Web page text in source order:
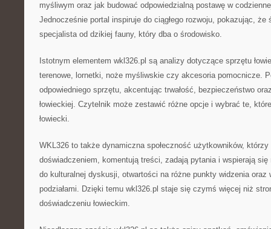
myśliwym oraz jak budować odpowiedzialną postawę w
Jednocześnie portal inspiruje do ciągłego rozwoju, pokazując, że
specjalista od dzikiej fauny, który dba o środowisko.
Istotnym elementem wkl326.pl są analizy dotyczące sprzętu
terenowe, lornetki, noże myśliwskie czy akcesoria pomocnicze.
odpowiedniego sprzętu, akcentując trwałość, bezpieczeństwo
łowieckiej. Czytelnik może zestawić różne opcje i wybrać te,
łowiecki.
WKL326 to także dynamiczna społeczność użytkowników,
doświadczeniem, komentują treści, zadają pytania i wspierają
do kulturalnej dyskusji, otwartości na różne punkty widzenia oraz
podziałami. Dzięki temu wkl326.pl staje się czymś więcej niż
doświadczeniu łowieckim.